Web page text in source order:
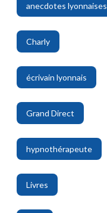
anecdotes lyonnaises
,
Charly
,
écrivain lyonnais
,
Grand Direct
,
hypnothérapeute
,
Livres
,